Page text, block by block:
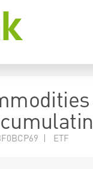
| ETF